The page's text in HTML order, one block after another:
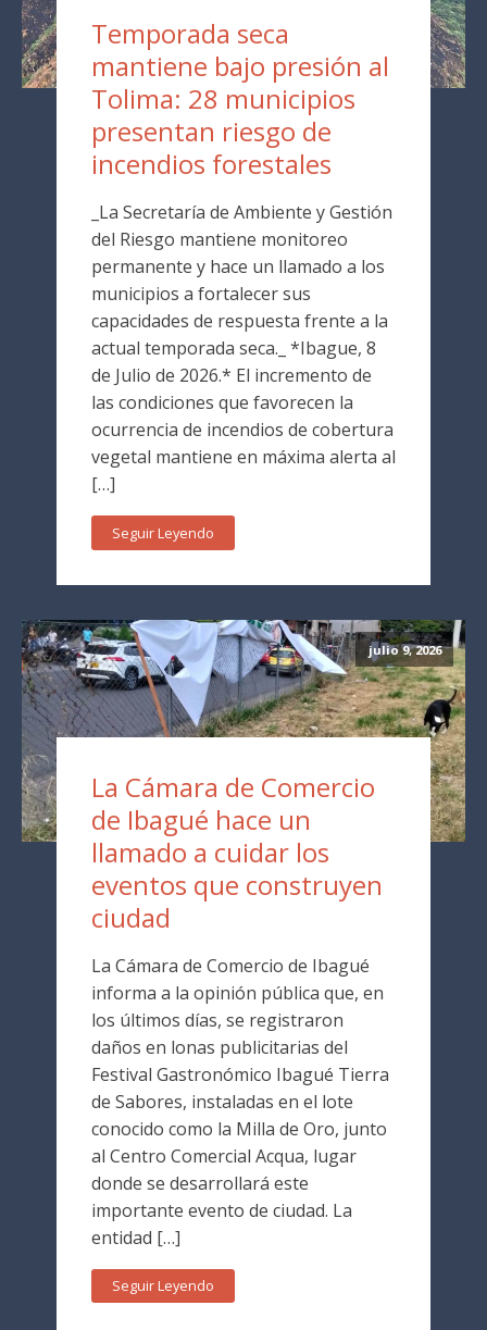
Temporada seca
mantiene bajo presión al
Tolima: 28 municipios
presentan riesgo de
incendios forestales
_La Secretaría de Ambiente y Gestión
del Riesgo mantiene monitoreo
permanente y hace un llamado a los
municipios a fortalecer sus
capacidades de respuesta frente a la
actual temporada seca._ *Ibague, 8
de Julio de 2026.* El incremento de
las condiciones que favorecen la
ocurrencia de incendios de cobertura
vegetal mantiene en máxima alerta al
[…]
Seguir Leyendo
julio 9, 2026
La Cámara de Comercio
de Ibagué hace un
llamado a cuidar los
eventos que construyen
ciudad
La Cámara de Comercio de Ibagué
informa a la opinión pública que, en
los últimos días, se registraron
daños en lonas publicitarias del
Festival Gastronómico Ibagué Tierra
de Sabores, instaladas en el lote
conocido como la Milla de Oro, junto
al Centro Comercial Acqua, lugar
donde se desarrollará este
importante evento de ciudad. La
entidad […]
Seguir Leyendo